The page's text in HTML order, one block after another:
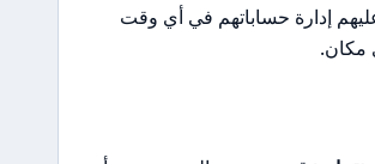
إدارة حساباتهم في أي وقت
مكان.